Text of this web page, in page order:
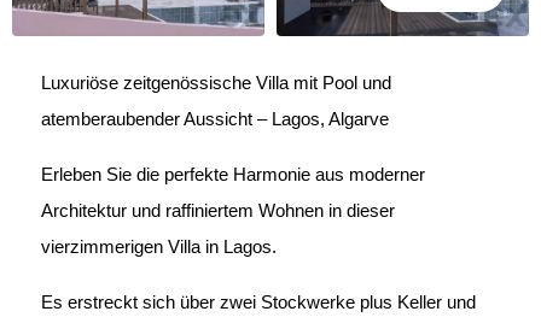
Luxuriöse zeitgenössische Villa mit Pool und
atemberaubender Aussicht – Lagos, Algarve
Erleben Sie die perfekte Harmonie aus moderner
Architektur und raffiniertem Wohnen in dieser
vierzimmerigen Villa in Lagos.
Es erstreckt sich über zwei Stockwerke plus Keller und